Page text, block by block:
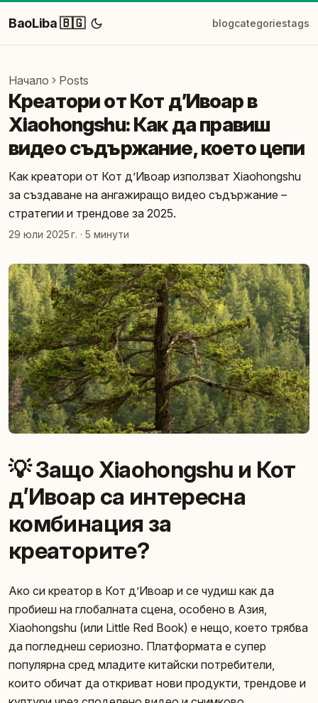
BaoLiba 🇧🇬 blogcategoriestags
Начало Posts
Креатори от Кот д’Ивоар в
Xiaohongshu: Как да правиш
видео съдържание, което цепи
Как креатори от Кот д’Ивоар използват Xiaohongshu
за създаване на ангажиращо видео съдържание –
стратегии и трендове за 2025.
29 юли 2025 г. · 5 минути
💡 Защо Xiaohongshu и Кот
д’Ивоар са интересна
комбинация за
креаторите?
Ако си креатор в Кот д’Ивоар и се чудиш как да
пробиеш на глобалната сцена, особено в Азия,
Xiaohongshu (или Little Red Book) е нещо, което трябва
да погледнеш сериозно. Платформата е супер
популярна сред младите китайски потребители,
които обичат да откриват нови продукти, трендове и